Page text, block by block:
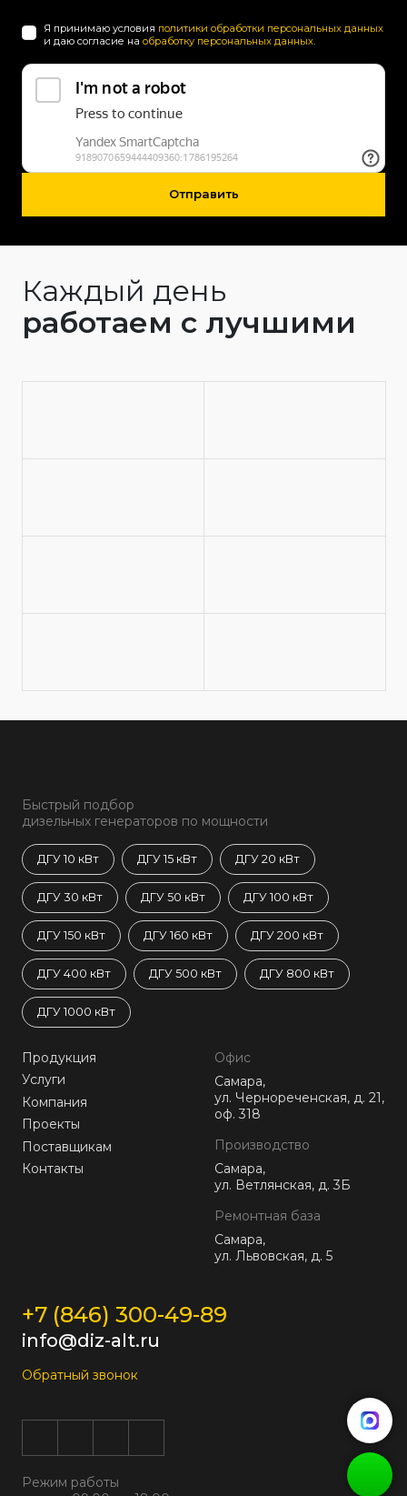
Я принимаю условия политики обработки персональных данных
и даю согласие на обработку персональных данных
Отправить
Каждый день
работаем с лучшими
Быстрый подбор
дизельных генераторов по мощности
ДГУ 10 кВт ДГУ 15 кВт ДГУ 20 кВт
ДГУ 30 кВт ДГУ 50 кВт ДГУ 100 кВт
ДГУ 150 кВт ДГУ 160 кВт ДГУ 200 кВт
ДГУ 400 кВт ДГУ 500 кВт ДГУ 800 кВт
ДГУ 1000 кВт
Продукция
Услуги
Компания
Проекты
Поставщикам
Контакты
Офис
Самара,
ул. Чернореченская, д. 21,
оф. 318
Производство
Самара,
ул. Ветлянская, д. 3Б
Ремонтная база
Самара,
ул. Львовская, д. 5
+7 (846) 300-49-89
info@diz-alt.ru
Обратный звонок
Режим работы